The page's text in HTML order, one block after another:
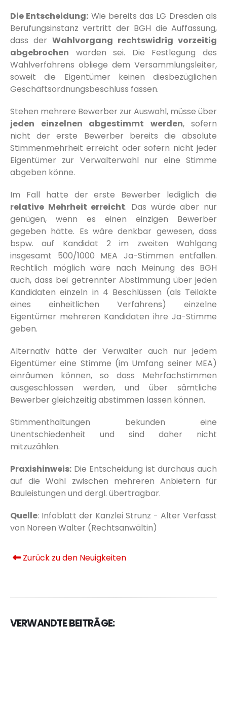
Die Entscheidung: Wie bereits das LG Dresden als
Berufungsinstanz vertritt der BGH die Auffassung,
dass der Wahlvorgang rechtswidrig vorzeitig
abgebrochen worden sei. Die Festlegung des
Wahlverfahrens obliege dem Versammlungsleiter,
soweit die Eigentümer keinen diesbezüglichen
Geschäftsordnungsbeschluss fassen.
Stehen mehrere Bewerber zur Auswahl, müsse über
jeden einzelnen abgestimmt werden, sofern
nicht der erste Bewerber bereits die absolute
Stimmenmehrheit erreicht oder sofern nicht jeder
Eigentümer zur Verwalterwahl nur eine Stimme
abgeben könne.
Im Fall hatte der erste Bewerber lediglich die
relative Mehrheit erreicht. Das würde aber nur
genügen, wenn es einen einzigen Bewerber
gegeben hätte. Es wäre denkbar gewesen, dass
bspw. auf Kandidat 2 im zweiten Wahlgang
insgesamt 500/1000 MEA Ja-Stimmen entfallen.
Rechtlich möglich wäre nach Meinung des BGH
auch, dass bei getrennter Abstimmung über jeden
Kandidaten einzeln in 4 Beschlüssen (als Teilakte
eines einheitlichen Verfahrens) einzelne
Eigentümer mehreren Kandidaten ihre Ja-Stimme
geben.
Alternativ hätte der Verwalter auch nur jedem
Eigentümer eine Stimme (im Umfang seiner MEA)
einräumen können, so dass Mehrfachstimmen
ausgeschlossen werden, und über sämtliche
Bewerber gleichzeitig abstimmen lassen können.
Stimmenthaltungen bekunden eine
Unentschiedenheit und sind daher nicht
mitzuzählen.
Praxishinweis: Die Entscheidung ist durchaus auch
auf die Wahl zwischen mehreren Anbietern für
Bauleistungen und dergl. übertragbar.
Quelle: Infoblatt der Kanzlei Strunz - Alter Verfasst
von Noreen Walter (Rechtsanwältin)
Zurück zu den Neuigkeiten
VERWANDTE BEITRÄGE: